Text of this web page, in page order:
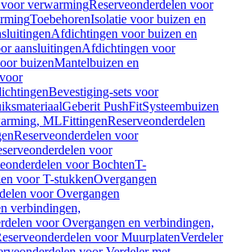
verwarmingReserveonderdelen voor
ToebehorenIsolatie voor buizen en
Afdichtingen voor buizen en
aansluitingenAfdichtingen voor
buizenMantelbuizen en
Bevestiging-sets voor
Geberit PushFitSysteembuizen
MLFittingenReserveonderdelen
Reserveonderdelen voor
voor
voor BochtenT-
voor T-stukkenOvergangen
voor Overgangen
verbindingen,
voor Overgangen en verbindingen,
voor MuurplatenVerdeler